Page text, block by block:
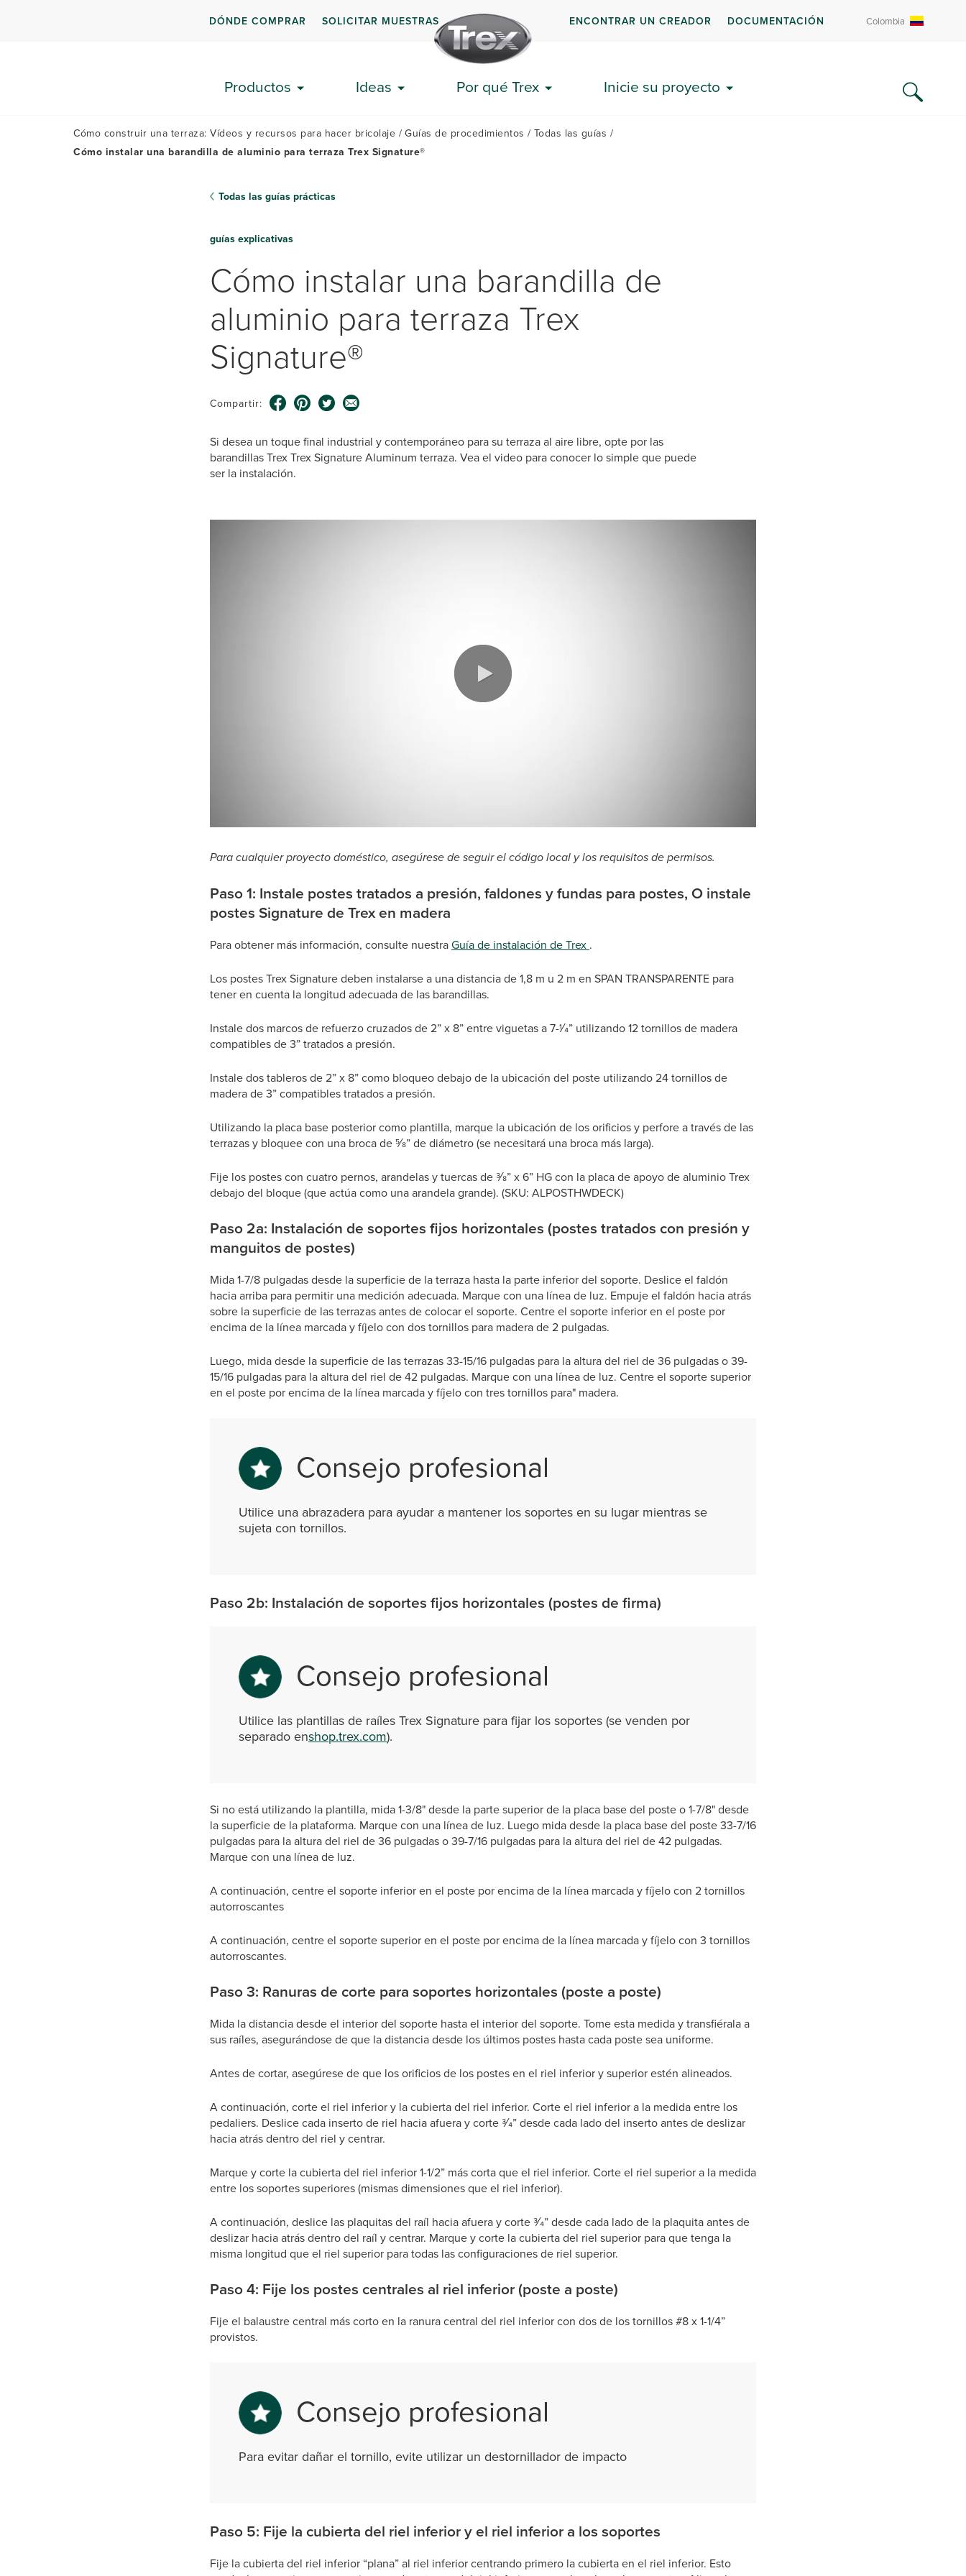
DÓNDE COMPRAR SOLICITAR MUESTRAS ENCONTRAR UN CREADOR DOCUMENTACIÓN Colombia
Productos Ideas Por qué Trex Inicie su proyecto
TERRAZA
GUÍAS
EXPLICATIVAS
FRECUENTES
Cómo construir una terraza: Vídeos y recursos para hacer bricolaje Guías de procedimientos
Todas las guías
Cómo instalar una barandilla de aluminio para terraza Trex Signature®
Todas las guías prácticas
guías explicativas
Cómo instalar una barandilla de
aluminio para terraza Trex
Signature®
Compartir:
Si desea un toque final industrial y contemporáneo para su terraza al aire libre, opte por las
barandillas Trex Trex Signature Aluminum terraza. Vea el video para conocer lo simple que puede
ser la instalación.
Para cualquier proyecto doméstico, asegúrese de seguir el código local y los requisitos de permisos.
Paso 1: Instale postes tratados a presión, faldones y fundas para postes, O instale
postes Signature de Trex en madera
Para obtener más información, consulte nuestraGuía de instalación de Trex .
Los postes Trex Signature deben instalarse a una distancia de 1,8 m u 2 m en SPAN TRANSPARENTE para
tener en cuenta la longitud adecuada de las barandillas.
Instale dos marcos de refuerzo cruzados de 2” x 8” entre viguetas a 7-1⁄4” utilizando 12 tornillos de madera
compatibles de 3” tratados a presión.
Instale dos tableros de 2” x 8” como bloqueo debajo de la ubicación del poste utilizando 24 tornillos de
madera de 3” compatibles tratados a presión.
Utilizando la placa base posterior como plantilla, marque la ubicación de los orificios y perfore a través de las
terrazas y bloquee con una broca de 5⁄8” de diámetro (se necesitará una broca más larga).
Fije los postes con cuatro pernos, arandelas y tuercas de 3⁄8” x 6” HG con la placa de apoyo de aluminio Trex
debajo del bloque (que actúa como una arandela grande). (SKU: ALPOSTHWDECK)
Paso 2a: Instalación de soportes fijos horizontales (postes tratados con presión y
manguitos de postes)
Mida 1-7/8 pulgadas desde la superficie de la terraza hasta la parte inferior del soporte. Deslice el faldón
hacia arriba para permitir una medición adecuada. Marque con una línea de luz. Empuje el faldón hacia atrás
sobre la superficie de las terrazas antes de colocar el soporte. Centre el soporte inferior en el poste por
encima de la línea marcada y fíjelo con dos tornillos para madera de 2 pulgadas.
Luego, mida desde la superficie de las terrazas 33-15/16 pulgadas para la altura del riel de 36 pulgadas o 39-
15/16 pulgadas para la altura del riel de 42 pulgadas. Marque con una línea de luz. Centre el soporte superior
en el poste por encima de la línea marcada y fíjelo con tres tornillos para" madera.
Consejo profesional
Utilice una abrazadera para ayudar a mantener los soportes en su lugar mientras se
sujeta con tornillos.
Paso 2b: Instalación de soportes fijos horizontales (postes de firma)
Consejo profesional
Utilice las plantillas de raíles Trex Signature para fijar los soportes (se venden por
separado enshop.trex.com).
Si no está utilizando la plantilla, mida 1-3/8" desde la parte superior de la placa base del poste o 1-7/8" desde
la superficie de la plataforma. Marque con una línea de luz. Luego mida desde la placa base del poste 33-7/16
pulgadas para la altura del riel de 36 pulgadas o 39-7/16 pulgadas para la altura del riel de 42 pulgadas.
Marque con una línea de luz.
A continuación, centre el soporte inferior en el poste por encima de la línea marcada y fíjelo con 2 tornillos
autorroscantes
A continuación, centre el soporte superior en el poste por encima de la línea marcada y fíjelo con 3 tornillos
autorroscantes.
Paso 3: Ranuras de corte para soportes horizontales (poste a poste)
Mida la distancia desde el interior del soporte hasta el interior del soporte. Tome esta medida y transfiérala a
sus raíles, asegurándose de que la distancia desde los últimos postes hasta cada poste sea uniforme.
Antes de cortar, asegúrese de que los orificios de los postes en el riel inferior y superior estén alineados.
A continuación, corte el riel inferior y la cubierta del riel inferior. Corte el riel inferior a la medida entre los
pedaliers. Deslice cada inserto de riel hacia afuera y corte 3⁄4” desde cada lado del inserto antes de deslizar
hacia atrás dentro del riel y centrar.
Marque y corte la cubierta del riel inferior 1-1/2” más corta que el riel inferior. Corte el riel superior a la medida
entre los soportes superiores (mismas dimensiones que el riel inferior).
A continuación, deslice las plaquitas del raíl hacia afuera y corte 3⁄4” desde cada lado de la plaquita antes de
deslizar hacia atrás dentro del raíl y centrar. Marque y corte la cubierta del riel superior para que tenga la
misma longitud que el riel superior para todas las configuraciones de riel superior.
Paso 4: Fije los postes centrales al riel inferior (poste a poste)
Fije el balaustre central más corto en la ranura central del riel inferior con dos de los tornillos #8 x 1-1/4”
provistos.
Consejo profesional
Para evitar dañar el tornillo, evite utilizar un destornillador de impacto
Paso 5: Fije la cubierta del riel inferior y el riel inferior a los soportes
Fije la cubierta del riel inferior “plana” al riel inferior centrando primero la cubierta en el riel inferior. Esto